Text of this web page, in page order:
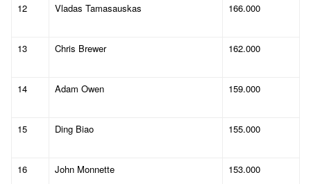
12 Vladas Tamasauskas 166.000
13 Chris Brewer 162.000
14 Adam Owen 159.000
15 Ding Biao 155.000
16 John Monnette 153.000